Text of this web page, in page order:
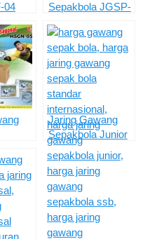
04
Sepakbola JGSP-
Jaring Gawang
Sepakbola Junior
JGSJ-03